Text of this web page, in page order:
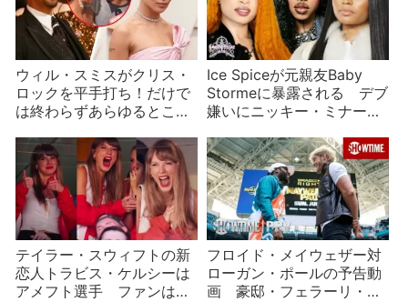
ウィル・スミスがクリス・
ロックを平手打ち！だけで
は終わらずあらゆるところ
む
Ice Spiceが元親友Baby
Stormeに暴露される デブ
嫌いにニッキー・ミナージ
テイラー・スウィフトの新
恋人トラビス・ケルシーは
アメフト選手 ファンはル
フロイド・メイウェザー対
ローガン・ポールの予告動
画 豪邸・フェラーリ・バ